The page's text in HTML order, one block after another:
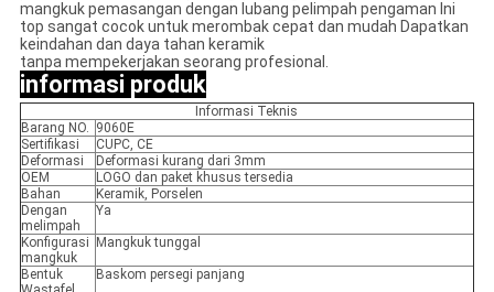
mangkuk pemasangan dengan lubang pelimpah pengaman Ini
top sangat cocok untuk merombak cepat dan mudah Dapatkan
keindahan dan daya tahan keramik
tanpa mempekerjakan seorang profesional.
informasi produk
Informasi Teknis
Barang NO. 9060E
Sertifikasi
CUPC, CE
Deformasi
Deformasi kurang dari 3mm
OEM
LOGO dan paket khusus tersedia
Bahan
Keramik, Porselen
Dengan
melimpah
Ya
Konfigurasi
mangkuk
Mangkuk tunggal
Bentuk
Baskom persegi panjang